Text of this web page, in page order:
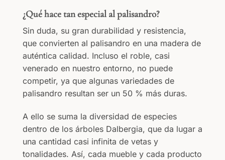
¿Qué hace tan especial al palisandro?
Sin duda, su gran durabilidad y resistencia,
que convierten al palisandro en una madera de
auténtica calidad. Incluso el roble, casi
venerado en nuestro entorno, no puede
competir, ya que algunas variedades de
palisandro resultan ser un 50 % más duras.
A ello se suma la diversidad de especies
dentro de los árboles Dalbergia, que da lugar a
una cantidad casi infinita de vetas y
tonalidades. Así, cada mueble y cada producto